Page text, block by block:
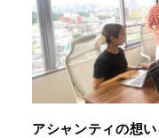
アシャンティの想